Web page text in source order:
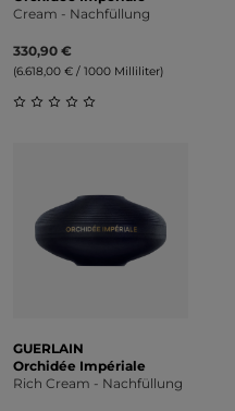
Cream - Nachfüllung
330,90 €
(6.618,00 € / 1000 Milliliter)
GUERLAIN
Orchidée Impériale
Rich Cream - Nachfüllung